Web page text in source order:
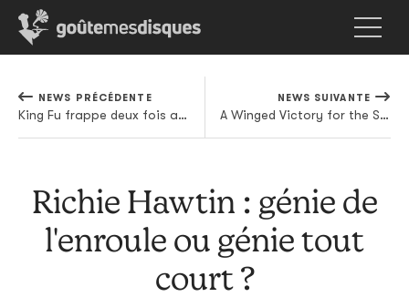
NEWS PRÉCÉDENTE
King Fu frappe deux fois avant l'album
NEWS SUIVANTE
A Winged Victory for the Sullen débarque sur Ninja Tune
Richie Hawtin : génie de
l'enroule ou génie tout
court ?